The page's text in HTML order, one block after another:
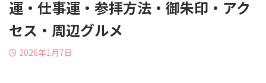
運・仕事運・参拝方法・御朱印・アク
セス・周辺グルメ
2026年1月7日